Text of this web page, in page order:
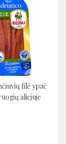
filė ypač
aliejuje